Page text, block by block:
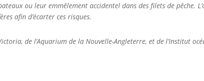
ou leur emmêlement accidentel dans des filets de pêche.
afin d’écarter ces risques.
de l’Aquarium de la Nouvelle-Angleterre, et de l’Institut